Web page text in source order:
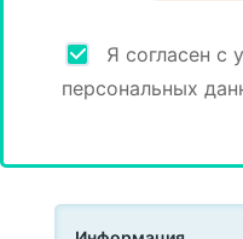
Я согласен с
персональных